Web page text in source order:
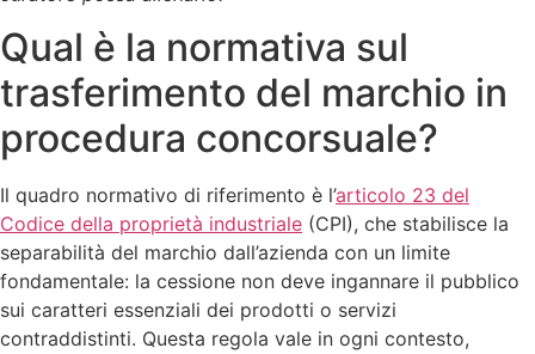
Qual è la normativa sul
trasferimento del marchio in
procedura concorsuale?
Il quadro normativo di riferimento è l’articolo 23 del
Codice della proprietà industriale (CPI), che stabilisce la
separabilità del marchio dall’azienda con un limite
fondamentale: la cessione non deve ingannare il pubblico
sui caratteri essenziali dei prodotti o servizi
contraddistinti. Questa regola vale in ogni contesto,